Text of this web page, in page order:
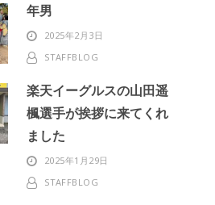
年男
2025年2月3日
STAFFBLOG
楽天イーグルスの山田遥
楓選手が挨拶に来てくれ
ました
2025年1月29日
STAFFBLOG